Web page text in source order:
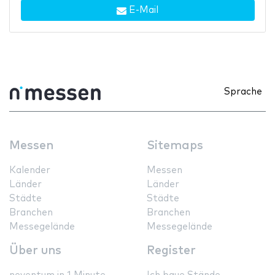
E-Mail
Sprache
Messen
Kalender
Länder
Städte
Branchen
Messegelände
Sitemaps
Messen
Länder
Städte
Branchen
Messegelände
Über uns Register